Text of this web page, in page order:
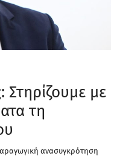
με
τη
ανασυγκρότηση